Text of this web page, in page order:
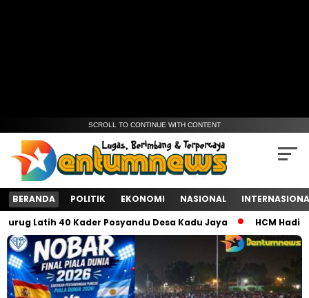
SCROLL TO CONTINUE WITH CONTENT
BERANDA POLITIK EKONOMI NASIONAL
Latih 40 Kader Posyandu Desa Kadu Jaya‎
HCM Hadiri